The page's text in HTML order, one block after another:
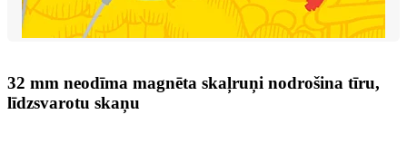
32 mm neodīma magnēta skaļruņi nodrošina tīru,
līdzsvarotu skaņu